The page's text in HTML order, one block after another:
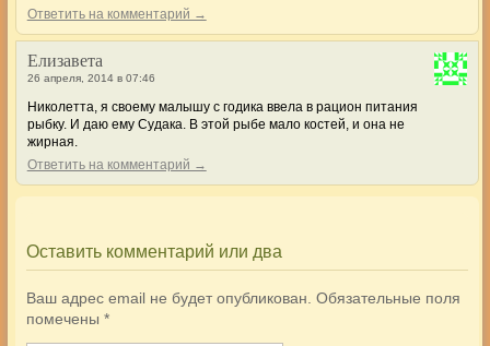
Ответить на комментарий →
Елизавета
26 апреля, 2014 в 07:46
Николетта, я своему малышу с годика ввела в рацион питания
рыбку. И даю ему Судака. В этой рыбе мало костей, и она не
жирная.
Ответить на комментарий →
Оставить комментарий или два
Ваш адрес email не будет опубликован. Обязательные поля
помечены *